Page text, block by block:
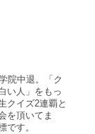
院中退。「ク
い人」をもっ
クイズ2連覇と
を頂いてま
です。